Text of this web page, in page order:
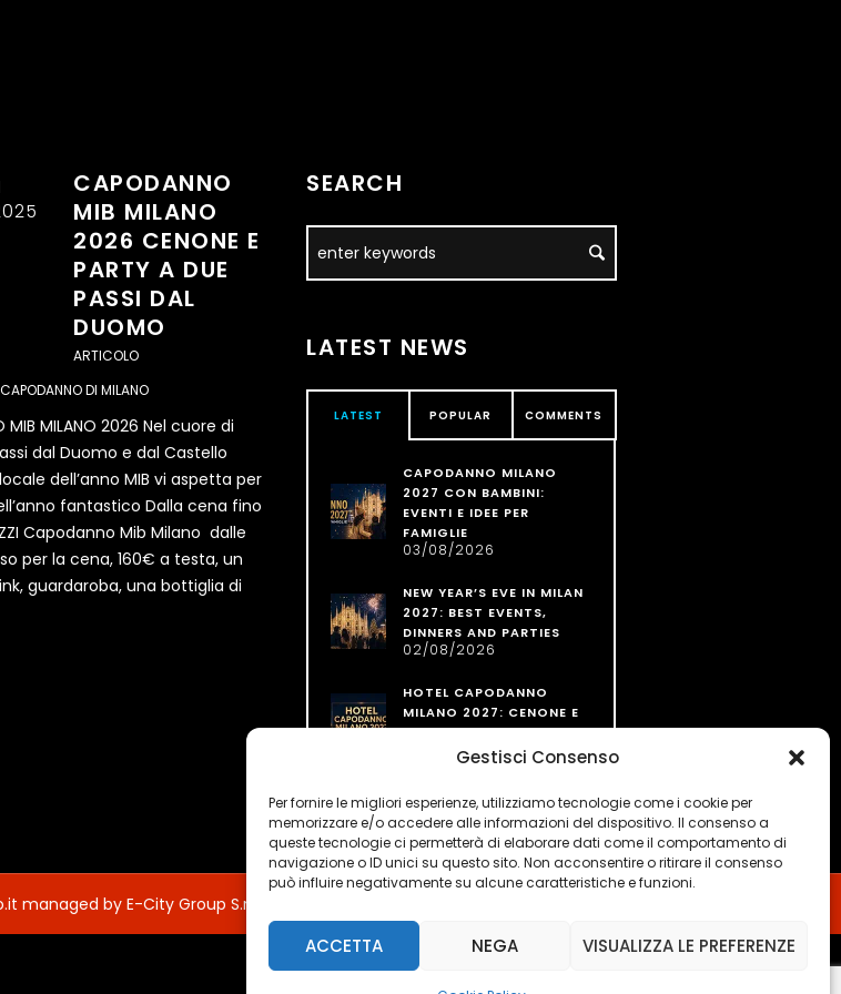
Gestisci Consenso
Per fornire le migliori esperienze, utilizziamo tecnologie come i cookie per
memorizzare e/o accedere alle informazioni del dispositivo. Il consenso a
queste tecnologie ci permetterà di elaborare dati come il comportamento di
navigazione o ID unici su questo sito. Non acconsentire o ritirare il consenso
può influire negativamente su alcune caratteristiche e funzioni.
ACCETTA NEGA VISUALIZZA LE PREFERENZE
CAPODANNO
MIB MILANO
2026 CENONE E
PARTY A DUE
PASSI DAL
DUOMO
ARTICOLO
DI MILANO
MIB MILANO 2026 Nel cuore di
dal Duomo e dal Castello
dell’anno MIB vi aspetta per
fantastico Dalla cena fino
Capodanno Mib Milano dalle
per la cena, 160€ a testa, un
guardaroba, una bottiglia di
SEARCH
LATEST NEWS
LATEST POPULAR COMMENTS
CAPODANNO MILANO
2027 CON BAMBINI:
EVENTI E IDEE PER
FAMIGLIE
03/08/2026
NEW YEAR’S EVE IN MILAN
2027: BEST EVENTS,
DINNERS AND PARTIES
02/08/2026
HOTEL CAPODANNO
MILANO 2027: CENONE E
PERNOTTAMENTO
02/08/2026
managed by E-City Group S.r.l.